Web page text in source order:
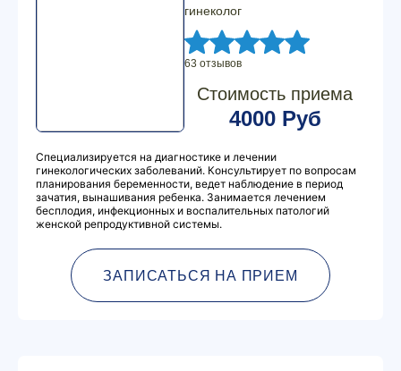
гинеколог
63 отзывов
Стоимость приема
4000 Руб
Специализируется на диагностике и лечении
гинекологических заболеваний. Консультирует по вопросам
планирования беременности, ведет наблюдение в период
зачатия, вынашивания ребенка. Занимается лечением
бесплодия, инфекционных и воспалительных патологий
женской репродуктивной системы.
ЗАПИСАТЬСЯ НА ПРИЕМ